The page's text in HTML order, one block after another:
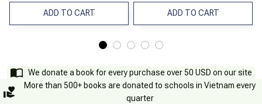
ADD TO CART ADD TO CART
We donate a book for every purchase over 50 USD on our site
More than 500+ books are donated to schools in Vietnam every
quarter